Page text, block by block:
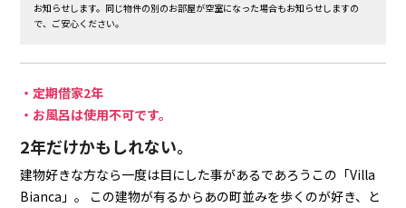
お知らせします。同じ物件の別のお部屋が空室になった場合もお知らせしますの
で、ご安心ください。
・定期借家2年
・お風呂は使用不可です。
2年だけかもしれない。
建物好きな方なら一度は目にした事があるであろうこの「Villa
Bianca」。
この建物が有るからあの町並みを歩くのが好き、と